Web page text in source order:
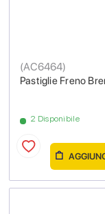
Pastiglie Freno
(AC6464)
2 Disponibile